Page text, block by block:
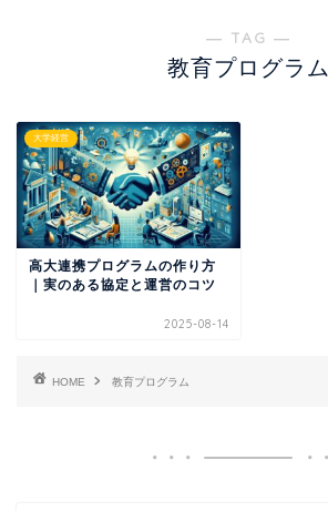
― TAG ―
教育プログラム
大学経営
高大連携プログラムの作り方
｜実のある協定と運営のコツ
2025-08-14
HOME 教育プログラム